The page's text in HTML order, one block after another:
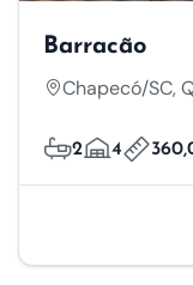
Barracão
Chapecó/SC,
2 4